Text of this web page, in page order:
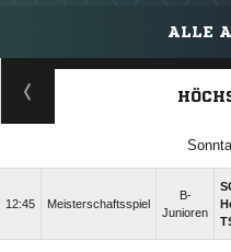
ALLE
12:45 Meisterschaftsspiel
B-
Junioren